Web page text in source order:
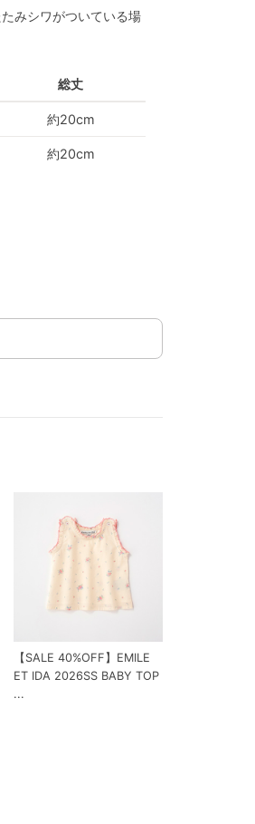
みシワがついている場
総丈
約20cm
約20cm
【SALE 40%OFF】EMILE
ET IDA 2026SS BABY TOP
...